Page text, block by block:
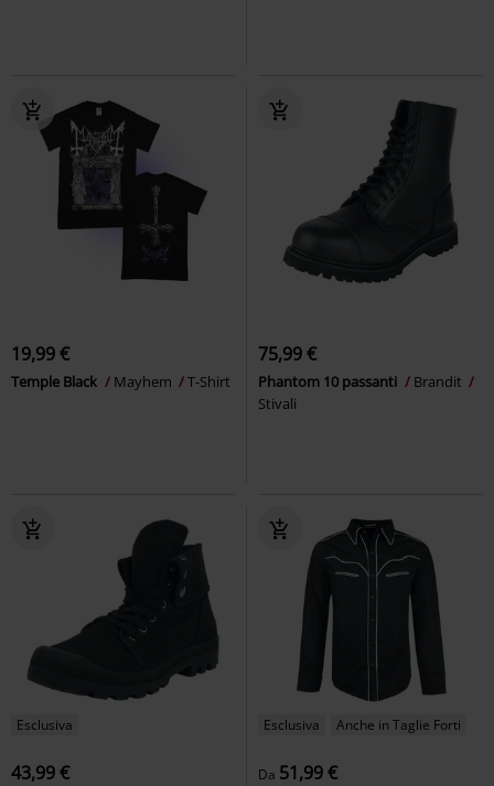
19,99 €
Temple Black Mayhem T-Shirt
75,99 €
Phantom 10 passanti
Brandit
Stivali
Esclusiva
43,99 €
Esclusiva Anche in Taglie Forti
Da 51,99 €